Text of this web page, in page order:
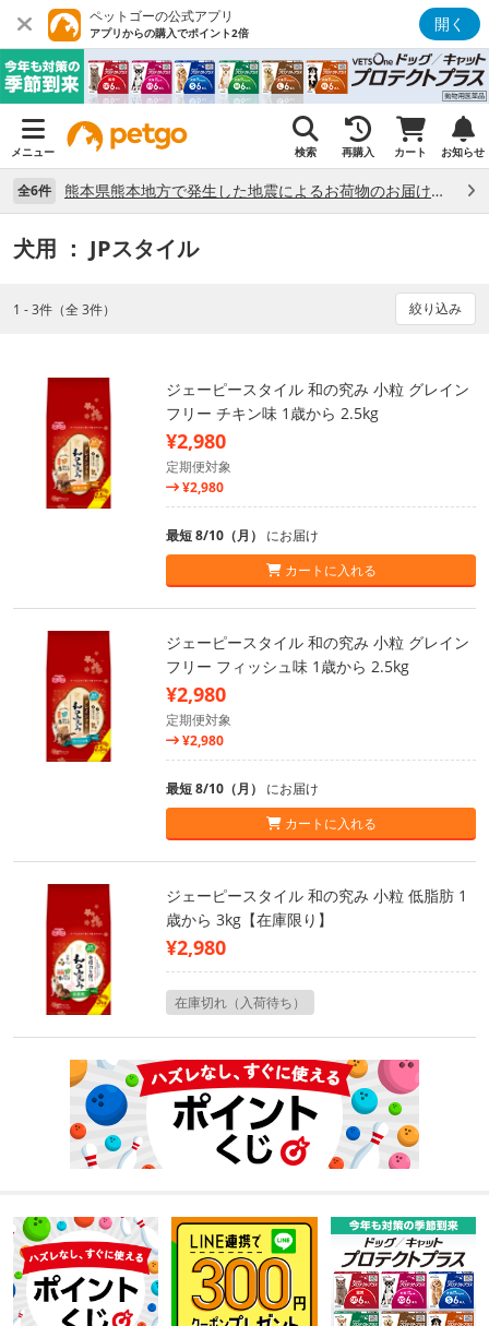
ペットゴーの公式アプリ
アプリからの購入でポイント2倍 開く
メニュー 検索 再購入 カート お知らせ
全6件 熊本県熊本地方で発生した地震によるお荷物のお届け状況について （7/28）
犬用 ： JPスタイル
1 - 3件（全 3件） 絞り込み
ジェーピースタイル 和の究み 小粒 グレイン
フリー チキン味 1歳から 2.5kg
¥2,980
定期便対象
¥2,980
最短 8/10（月） にお届け
カートに入れる
ジェーピースタイル 和の究み 小粒 グレイン
フリー フィッシュ味 1歳から 2.5kg
¥2,980
定期便対象
¥2,980
最短 8/10（月） にお届け
カートに入れる
ジェーピースタイル 和の究み 小粒 低脂肪 1
歳から 3kg【在庫限り】
¥2,980
在庫切れ（入荷待ち）